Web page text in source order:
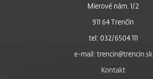
Mierové nám. 1/2
911 64 Trenčín
tel: 032/6504 111
e-mail: trencin@trencin.sk
Kontakt